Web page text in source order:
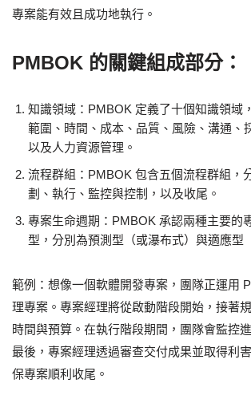
專案能有效且成功地執行。
PMBOK 的關鍵組成部分：
知識領域：PMBOK 定義了十個知識領域
範圍、時間、成本、品質、風險、溝通、
以及人力資源管理。
流程群組：PMBOK 包含五個流程群組，
劃、執行、監控與控制，以及收尾。
專案生命週期：PMBOK 承認兩種主要的
型，分別為預測型（或瀑布式）與適應型
範例：想像一個軟體開發專案，團隊正運用
理專案。專案經理將從啟動階段開始，接著
時間與預算。在執行階段期間，團隊會監控
最後，專案經理透過審查交付成果並取得利
保專案順利收尾。